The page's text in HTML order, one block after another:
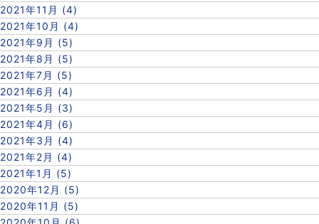
2021年11月 (4)
2021年10月 (4)
2021年9月 (5)
2021年8月 (5)
2021年7月 (5)
2021年6月 (4)
2021年5月 (3)
2021年4月 (6)
2021年3月 (4)
2021年2月 (4)
2021年1月 (5)
2020年12月 (5)
2020年11月 (5)